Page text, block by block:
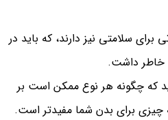
برای سلامتی نیز دارند، که باید در
خاطر داشت.
که چگونه هر نوع ممکن است بر
چیزی برای بدن شما مفیدتر است.